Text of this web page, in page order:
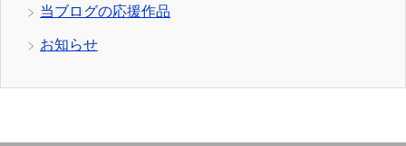
当ブログの応援作品
お知らせ